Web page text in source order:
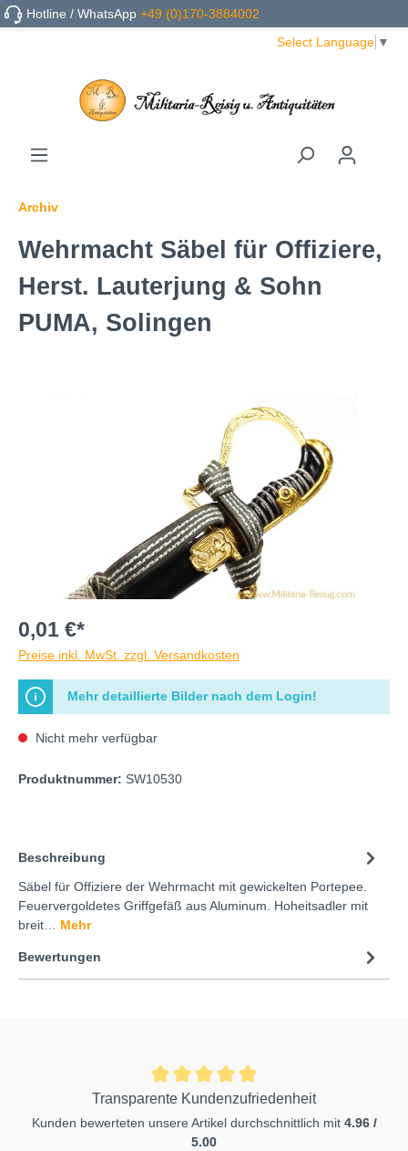
Hotline / WhatsApp+49 (0)170-3884002
Select Language ▼
Archiv
Wehrmacht Säbel für Offiziere,
Herst. Lauterjung & Sohn
PUMA, Solingen
0,01 €*
Preise inkl. MwSt. zzgl. Versandkosten
Mehr detaillierte Bilder nach dem Login!
Nicht mehr verfügbar
Produktnummer: SW10530
Beschreibung
Säbel für Offiziere der Wehrmacht mit gewickelten Portepee.
Feuervergoldetes Griffgefäß aus Aluminum. Hoheitsadler mit
breit… Mehr
Bewertungen
Transparente Kundenzufriedenheit
Kunden bewerteten unsere Artikel durchschnittlich mit 4.96 /
5.00